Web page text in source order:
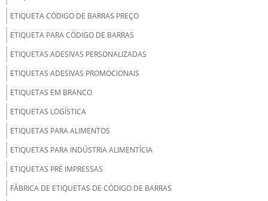
ETIQUETA CÓDIGO DE BARRAS PREÇO
ETIQUETA PARA CÓDIGO DE BARRAS
ETIQUETAS ADESIVAS PERSONALIZADAS
ETIQUETAS ADESIVAS PROMOCIONAIS
ETIQUETAS EM BRANCO
ETIQUETAS LOGÍSTICA
ETIQUETAS PARA ALIMENTOS
ETIQUETAS PARA INDÚSTRIA ALIMENTÍCIA
ETIQUETAS PRÉ IMPRESSAS
FÁBRICA DE ETIQUETAS DE CÓDIGO DE BARRAS